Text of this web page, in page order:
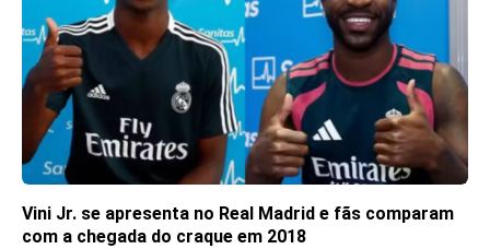
Vini Jr. se apresenta no Real Madrid e fãs comparam
com a chegada do craque em 2018